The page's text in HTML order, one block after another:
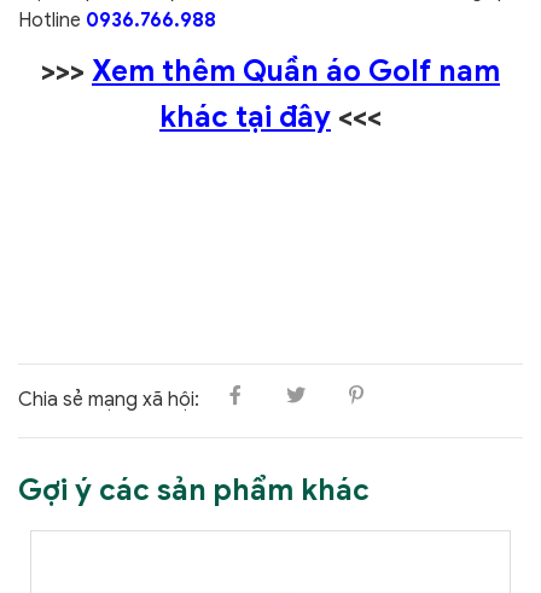
Hotline 0936.766.988
>>> Xem thêm Quần áo Golf nam
khác tại đây <<<
Chia sẻ mạng xã hội:
Gợi ý các sản phẩm khác